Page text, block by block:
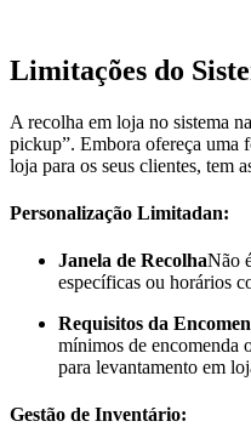
Limitações do
A recolha em loja no sistema
pickup”. Embora ofereça uma
loja para os seus clientes, tem
Personalização Limitadan:
Janela de RecolhaNão
específicas ou horários
Requisitos da
mínimos de encomenda
para levantamento em
Gestão de Inventário: